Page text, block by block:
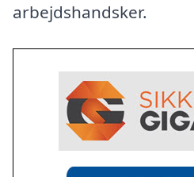
arbejdshandsker.